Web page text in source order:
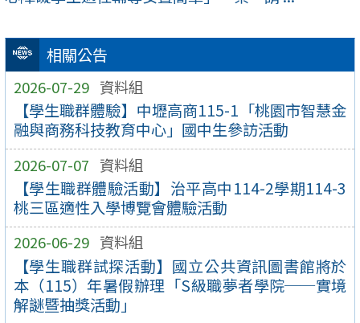
相關公告
2026-07-29 資料組
【學生職群體驗】中壢高商115-1「桃園市智慧金
融與商務科技教育中心」國中生參訪活動
2026-07-07 資料組
【學生職群體驗活動】治平高中114-2學期114-3
桃三區適性入學博覽會體驗活動
2026-06-29 資料組
【學生職群試探活動】國立公共資訊圖書館將於
本（115）年暑假辦理「S級職夢者學院──實境
解謎暨抽獎活動」